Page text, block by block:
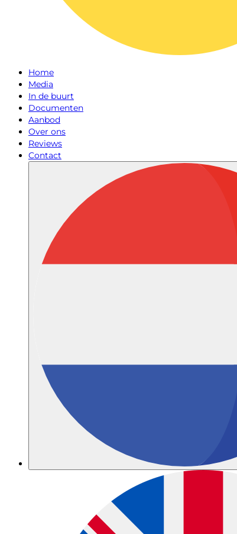
Home
Media
In de buurt
Documenten
Aanbod
Over ons
Reviews
Contact